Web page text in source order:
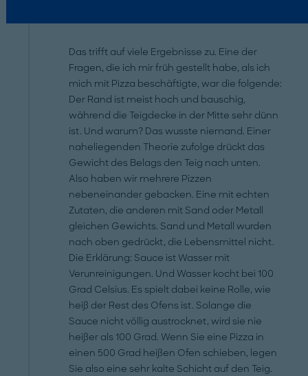
Das trifft auf viele Ergebnisse zu. Eine der
Fragen, die ich mir früh gestellt habe, als ich
mich mit Pizza beschäftigte, war die folgende:
Der Rand ist meist hoch und bauschig,
während die Teigdecke in der Mitte sehr dünn
ist. Und warum? Das wusste niemand. Einer
naheliegenden Theorie zufolge drückt das
Gewicht des Belags den Teig nach unten.
Also haben wir mehrere Pizzen
nebeneinander gebacken. Eine mit echten
Zutaten, die anderen mit Sand oder Metall
gleichen Gewichts. Sand und Metall wurden
nach oben gedrückt, die Lebensmittel nicht.
Die Erklärung: Sauce ist Wasser mit
Verunreinigungen. Und Wasser kocht bei 100
Grad Celsius. Es spielt dabei keine Rolle, wie
heiß der Rest des Ofens ist. Solange die
Sauce nicht völlig austrocknet, wird sie nie
heißer als 100 Grad. Wenn Sie eine Pizza in
einen 500 Grad heißen Ofen schieben, legen
Sie also eine sehr kalte Schicht auf den Teig.